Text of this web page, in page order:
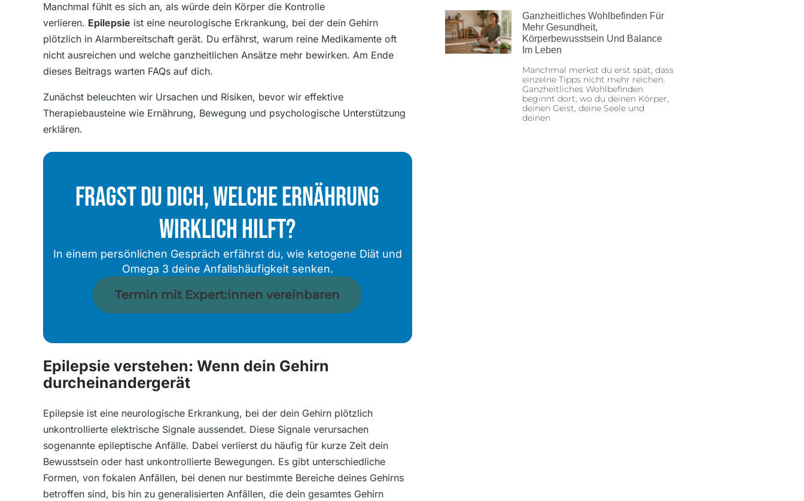
Manchmal fühlt es sich an, als würde dein Körper die Kontrolle
verlieren. Epilepsie ist eine neurologische Erkrankung, bei der dein Gehirn
plötzlich in Alarmbereitschaft gerät. Du erfährst, warum reine Medikamente oft
nicht ausreichen und welche ganzheitlichen Ansätze mehr bewirken. Am Ende
dieses Beitrags warten FAQs auf dich.
Zunächst beleuchten wir Ursachen und Risiken, bevor wir effektive
Therapiebausteine wie Ernährung, Bewegung und psychologische Unterstützung
erklären.
Fragst Du Dich, Welche Ernährung
Wirklich Hilft?
In einem persönlichen Gespräch erfährst du, wie ketogene Diät und
Omega 3 deine Anfallshäufigkeit senken.
Termin mit Expert:innen vereinbaren
Epilepsie verstehen: Wenn dein Gehirn
durcheinandergerät
Epilepsie ist eine neurologische Erkrankung, bei der dein Gehirn plötzlich
unkontrollierte elektrische Signale aussendet. Diese Signale verursachen
sogenannte epileptische Anfälle. Dabei verlierst du häufig für kurze Zeit dein
Bewusstsein oder hast unkontrollierte Bewegungen. Es gibt unterschiedliche
Formen, von fokalen Anfällen, bei denen nur bestimmte Bereiche deines Gehirns
betroffen sind, bis hin zu generalisierten Anfällen, die dein gesamtes Gehirn
Ganzheitliches Wohlbefinden Für
Mehr Gesundheit,
Körperbewusstsein Und Balance
Im Leben
Manchmal merkst du erst spät, dass
einzelne Tipps nicht mehr reichen.
Ganzheitliches Wohlbefinden
beginnt dort, wo du deinen Körper,
deinen Geist, deine Seele und
deinen